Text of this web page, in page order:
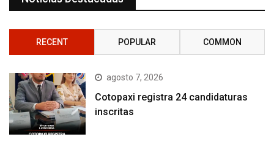
RECENT POPULAR COMMON
agosto 7, 2026
Cotopaxi registra 24 candidaturas
inscritas